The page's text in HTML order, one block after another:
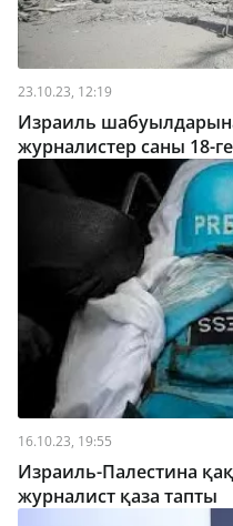
23.10.23, 12:19
Израиль
журналистер саны 18-
16.10.23, 19:55
Израиль-Палестина
журналист қаза тапты